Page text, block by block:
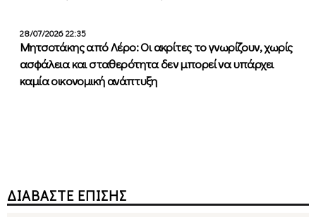
28/07/2026 22:35
Μητσοτάκης από Λέρο: Οι ακρίτες το γνωρίζουν, χωρίς
ασφάλεια και σταθερότητα δεν μπορεί να υπάρχει
καμία οικονομική ανάπτυξη
ΔΙΑΒΑΣΤΕ ΕΠΙΣΗΣ